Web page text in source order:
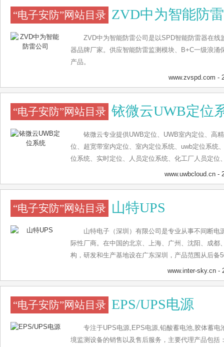
“电子安防”网站目录 ZVD中为智能防
ZVD中为智能防雷公司是以SPD智能防雷器在线
器品牌厂家。供应智能防雷监测模块、B+C一级浪涌
产品。
www.zvspd.com -
“电子安防”网站目录 铱微云UWB定位
铱微云专业提供UWB定位、UWB室内定位、高
位、超宽带室内定位、室内定位系统、uwb定位系统
位系统、实时定位、人员定位系统、化工厂人员定位
道人员定位等产品及整体解决方案，提供定位基站
www.uwbcloud.cn -
“电子安防”网站目录 山特UPS
山特电子（深圳）有限公司是专业从事不间断电
际性厂商。在中国的北京、上海、广州、沈阳、成都
构，研发和生产基地设在广东深圳，产品范围从后备
www.inter-sky.cn -
“电子安防”网站目录 EPS/UPS电源
专注于UPS电源,EPS电源,铅酸蓄电池,胶体蓄电
境监测设备的销售以及售后服务，主要代理产品包括